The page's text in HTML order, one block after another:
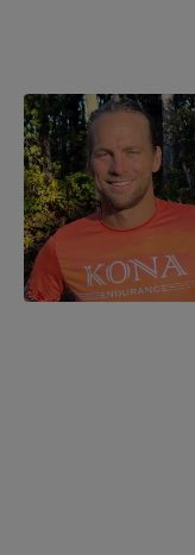
a 30
min Vollgas
folgende
varieren:
1. Kreis:
und auf
Seilsprung
2. Kreis:
3. Kreis:
und nach